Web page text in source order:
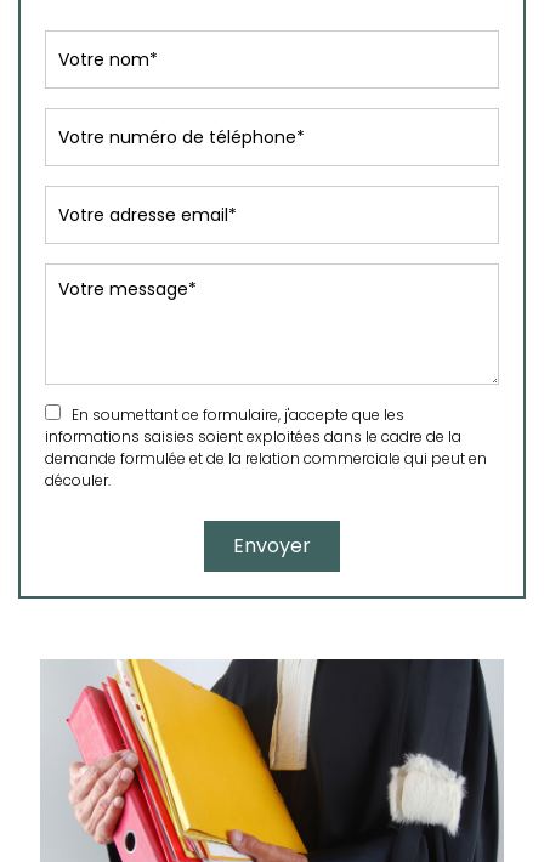
En soumettant ce formulaire, j'accepte que les
informations saisies soient exploitées dans le cadre de la
demande formulée et de la relation commerciale qui peut en
découler.